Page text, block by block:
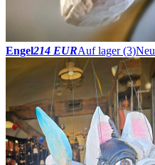
Engel214 EURAuf lager (3)Neu